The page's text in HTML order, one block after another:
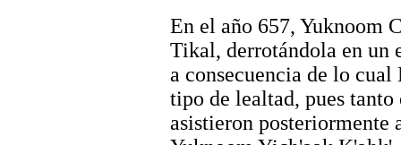
En el año 657, Yuknoom
Tikal, derrotándola en un
a consecuencia de lo
tipo de lealtad, pues
asistieron posteriormente